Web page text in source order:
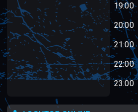
19:00
20:00
21:00
22:00
23:00